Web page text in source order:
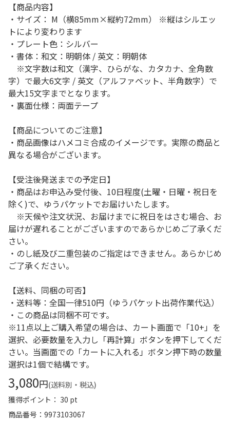
【商品内容】
・サイズ： M（横85mm×縦約72mm） ※縦はシルエッ
トにより変わります
・プレート色：シルバー
・書体：和文：明朝体 / 英文：明朝体
※文字数は和文（漢字、ひらがな、カタカナ、全角数
字）で最大6文字 / 英文（アルファベット、半角数字）で
最大15文字までとなります。
・裏面仕様：両面テープ
【商品についてのご注意】
・商品画像はハメコミ合成のイメージです。実際の商品と
異なる場合がございます。
【受注後発送までの予定日】
・商品はお申込み受付後、10日程度(土曜・日曜・祝日を
除く)で、ゆうパケットでお届けいたします。
※天候や注文状況、お届けまでに祝日をはさむ場合、お
届けが遅れることがございますのであらかじめご了承くだ
さい。
・のし紙及び二重包装のご指定はできません。あらかじめ
ご了承ください。
【送料、同梱の可否】
・送料等：全国一律510円（ゆうパケット出荷作業代込）
・この商品は同梱不可です。
※11点以上ご購入希望の場合は、カート画面で「10+」を
選択、必要数量を入力し「再計算」ボタンを押下してくだ
さい。当画面での「カートに入れる」ボタン押下時の数量
選択は1個で結構です。
3,080円(送料別・税込)
獲得ポイント： 30 pt
商品番号
9973103067